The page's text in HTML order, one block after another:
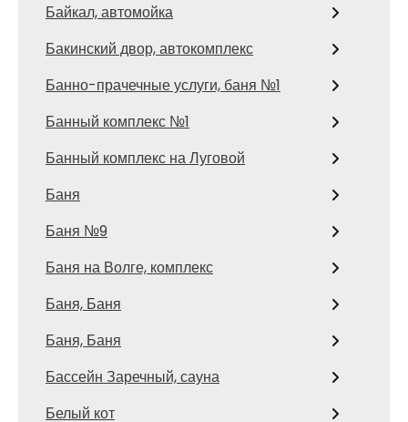
Байкал, автомойка
Бакинский двор, автокомплекс
Банно-прачечные услуги, баня №1
Банный комплекс №1
Банный комплекс на Луговой
Баня
Баня №9
Баня на Волге, комплекс
Баня, Баня
Баня, Баня
Бассейн Заречный, сауна
Белый кот